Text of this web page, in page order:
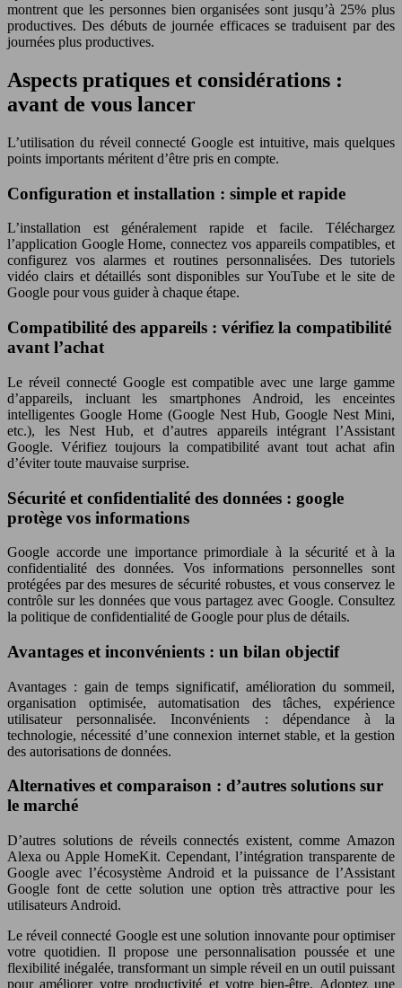
montrent que les personnes bien organisées sont jusqu’à 25% plus
productives. Des débuts de journée efficaces se traduisent par des
journées plus productives.
Aspects pratiques et considérations :
avant de vous lancer
L’utilisation du réveil connecté Google est intuitive, mais quelques
points importants méritent d’être pris en compte.
Configuration et installation : simple et rapide
L’installation est généralement rapide et facile. Téléchargez
l’application Google Home, connectez vos appareils compatibles, et
configurez vos alarmes et routines personnalisées. Des tutoriels
vidéo clairs et détaillés sont disponibles sur YouTube et le site de
Google pour vous guider à chaque étape.
Compatibilité des appareils : vérifiez la compatibilité
avant l’achat
Le réveil connecté Google est compatible avec une large gamme
d’appareils, incluant les smartphones Android, les enceintes
intelligentes Google Home (Google Nest Hub, Google Nest Mini,
etc.), les Nest Hub, et d’autres appareils intégrant l’Assistant
Google. Vérifiez toujours la compatibilité avant tout achat afin
d’éviter toute mauvaise surprise.
Sécurité et confidentialité des données : google
protège vos informations
Google accorde une importance primordiale à la sécurité et à la
confidentialité des données. Vos informations personnelles sont
protégées par des mesures de sécurité robustes, et vous conservez le
contrôle sur les données que vous partagez avec Google. Consultez
la politique de confidentialité de Google pour plus de détails.
Avantages et inconvénients : un bilan objectif
Avantages : gain de temps significatif, amélioration du sommeil,
organisation optimisée, automatisation des tâches, expérience
utilisateur personnalisée. Inconvénients : dépendance à la
technologie, nécessité d’une connexion internet stable, et la gestion
des autorisations de données.
Alternatives et comparaison : d’autres solutions sur
le marché
D’autres solutions de réveils connectés existent, comme Amazon
Alexa ou Apple HomeKit. Cependant, l’intégration transparente de
Google avec l’écosystème Android et la puissance de l’Assistant
Google font de cette solution une option très attractive pour les
utilisateurs Android.
Le réveil connecté Google est une solution innovante pour optimiser
votre quotidien. Il propose une personnalisation poussée et une
flexibilité inégalée, transformant un simple réveil en un outil puissant
pour améliorer votre productivité et votre bien-être. Adoptez une